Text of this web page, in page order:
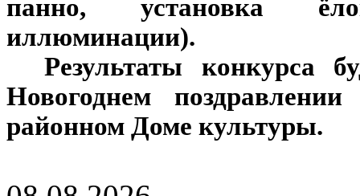
панно, установка
иллюминации).
Результаты конкурса
Новогоднем
районном Доме культуры.